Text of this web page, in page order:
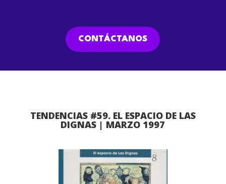
CONTÁCTANOS
TENDENCIAS #59. EL ESPACIO DE LAS
DIGNAS | MARZO 1997